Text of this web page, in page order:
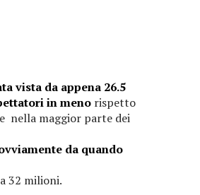
vista da appena 26.5
in menorispetto
nella maggior parte dei
da quando
32 milioni.